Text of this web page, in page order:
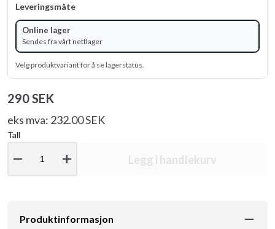
Leveringsmåte
Online lager
Sendes fra vårt nettlager
Velg produktvariant for å se lagerstatus.
290 SEK
eks mva: 232.00 SEK
Tall
remove add Legg i handlekurv
Produktinformasjon